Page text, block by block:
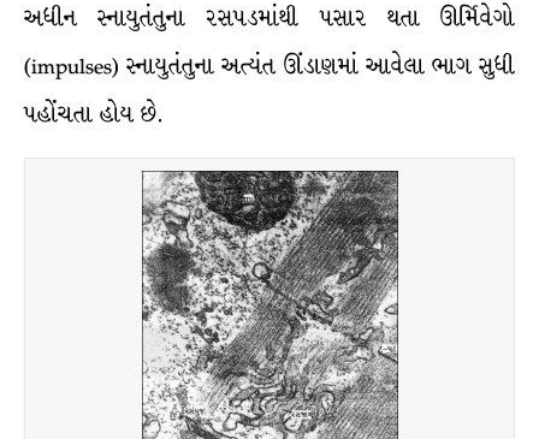
અધીન સ્નાયુતંતુના રસપડમાંથી પસાર થતા ઊર્મિવેગો
(impulses) સ્નાયુતંતુના અત્યંત ઊંડાણમાં આવેલા ભાગ સુધી
પહોંચતા હોય છે.